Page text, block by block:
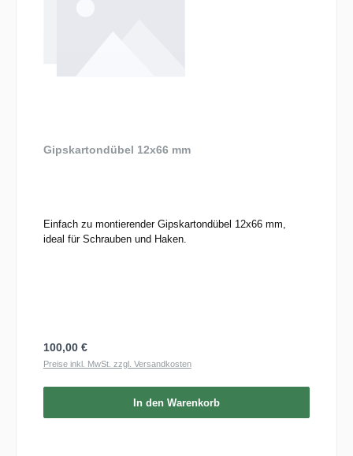
Gipskartondübel 12x66 mm
Einfach zu montierender Gipskartondübel 12x66 mm,
ideal für Schrauben und Haken.
Regulärer Preis:
100,00 €
Preise inkl. MwSt. zzgl. Versandkosten
In den Warenkorb